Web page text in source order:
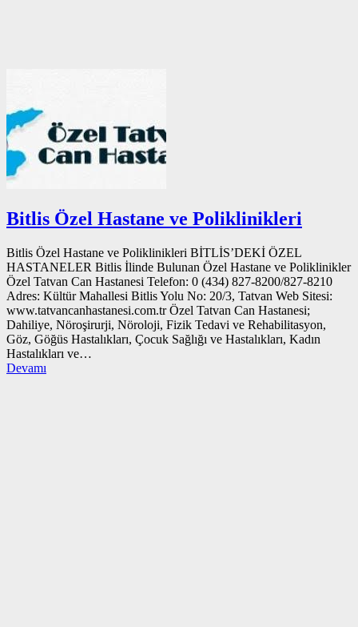
Bitlis Özel Hastane ve Poliklinikleri
Bitlis Özel Hastane ve Poliklinikleri BİTLİS’DEKİ ÖZEL
HASTANELER Bitlis İlinde Bulunan Özel Hastane ve Poliklinikler
Özel Tatvan Can Hastanesi Telefon: 0 (434) 827-8200/827-8210
Adres: Kültür Mahallesi Bitlis Yolu No: 20/3, Tatvan Web Sitesi:
www.tatvancanhastanesi.com.tr Özel Tatvan Can Hastanesi;
Dahiliye, Nöroşirurji, Nöroloji, Fizik Tedavi ve Rehabilitasyon,
Göz, Göğüs Hastalıkları, Çocuk Sağlığı ve Hastalıkları, Kadın
Hastalıkları ve…
Devamı